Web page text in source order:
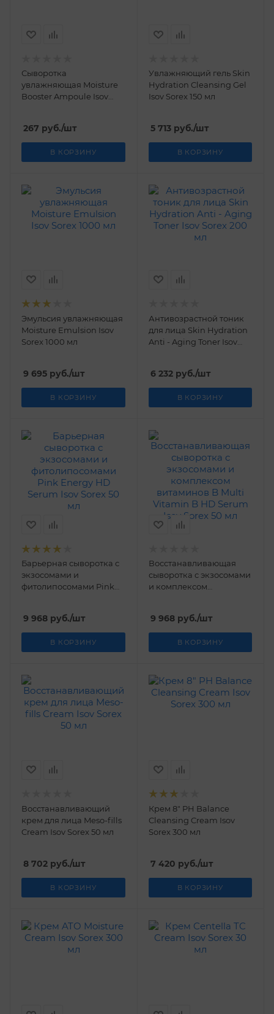
Сыворотка
увлажняющая Moisture
Booster Ampoule Isov
267 руб./шт
В КОРЗИНУ
Увлажняющий гель Skin
Hydration Cleansing Gel
Isov Sorex 150 мл
5 713руб./шт
В КОРЗИНУ
Эмульсия увлажняющая
Moisture Emulsion Isov
Sorex 1000 мл
9 695 руб./шт
В КОРЗИНУ
Антивозрастной тоник
для лица Skin Hydration
Anti - Aging Toner Isov
6 232руб./шт
В КОРЗИНУ
Барьерная сыворотка с
экзосомами и
фитолипосомами Pink
9 968 руб./шт
В КОРЗИНУ
Восстанавливающая
сыворотка с экзосомами
и комплексом
Sorex 50 мл
9 968руб./шт
В КОРЗИНУ
Восстанавливающий
крем для лица Meso-fills
Cream Isov Sorex 50 мл
8 702 руб./шт
В КОРЗИНУ
Крем 8" PH Balance
Cleansing Cream Isov
Sorex 300 мл
7 420 руб./шт
В КОРЗИНУ